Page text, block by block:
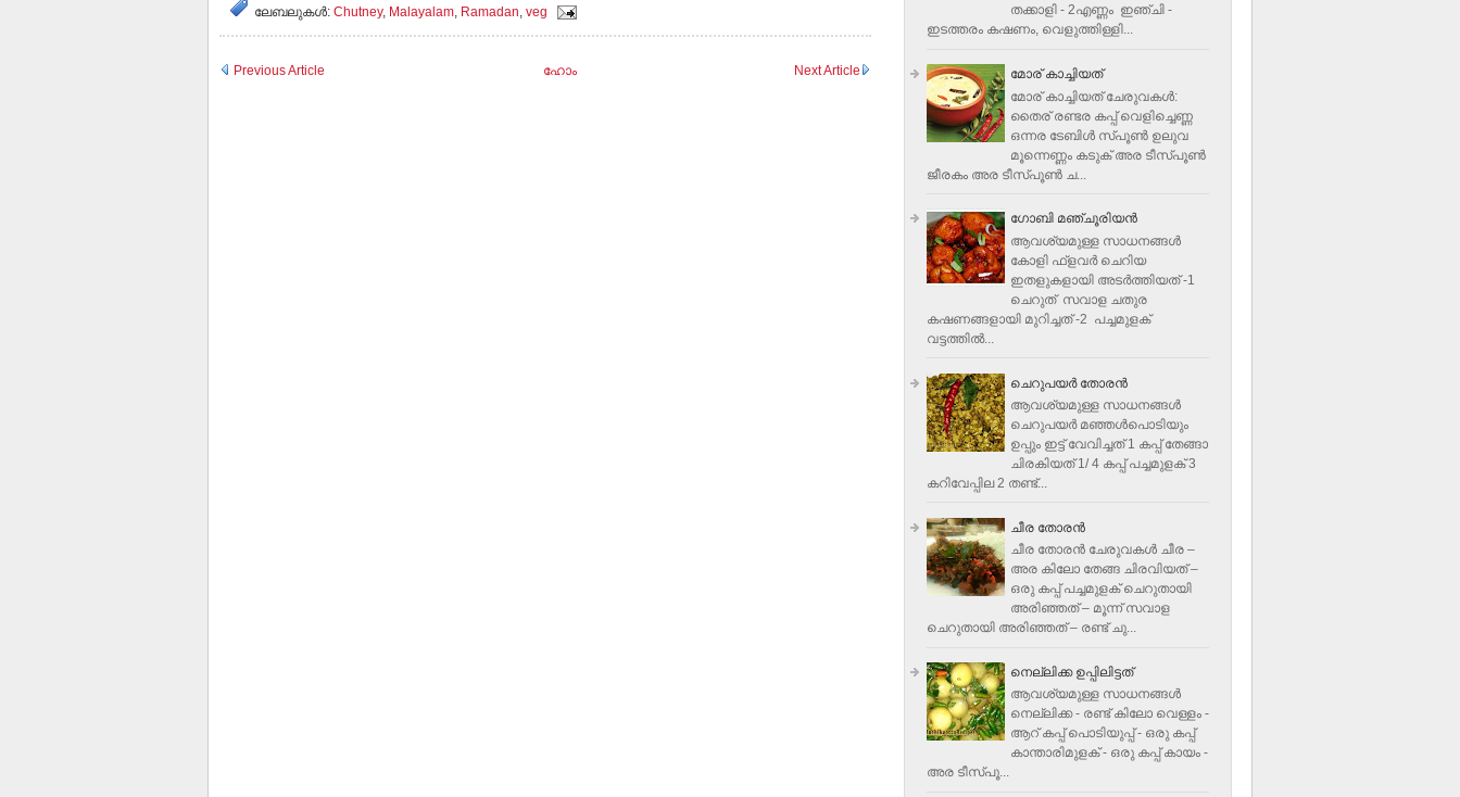
ലേബലുകള്‍: Chutney, Malayalam, Ramadan, veg
Previous Article Next Article
ഹോം
തക്കാളി - 2എണ്ണം ഇഞ്ചി -
ഇടത്തരം കഷണം, വെളുത്തിള്ളി...
മോര് കാച്ചിയത്
മോര് കാച്ചിയത് ചേരുവകള്‍‌:
തൈര് രണ്ടര കപ്പ് വെളിച്ചെണ്ണ
ഒന്നര ടേബിള്‍ സ്പൂണ്‍ ഉലുവ
മൂന്നെണ്ണം കടുക് അര ടീസ്പൂണ്‍
ജീരകം അര ടീസ്പൂണ്‍ ച...
ഗോബി മഞ്ചൂരിയന്‍
ആവശ്യമുള്ള സാധനങ്ങൾ
കോളി ഫ്ളവര്‍ ചെറിയ
ഇതളുകളായി അടര്‍ത്തിയത് -1
ചെറുത് സവാള ചതുര
കഷണങ്ങളായി മുറിച്ചത് -2 പച്ചമുളക്
വട്ടത്തില്‍...
ചെറുപയർ തോരൻ
ആവശ്യമുള്ള സാധനങ്ങൾ
ചെറുപയർ മഞ്ഞൾപൊടിയും
ഉപ്പും ഇട്ട് വേവിച്ചത് 1 കപ്പ് തേങ്ങാ
ചിരകിയത് 1/ 4 കപ്പ് പച്ചമുളക് 3
കറിവേപ്പില 2 തണ്ട്...
ചീര തോരന്‍
ചീര തോരന്‍ ചേരുവകള്‍ ചീര –
അര കിലോ തേങ്ങ ചിരവിയത് –
ഒരു കപ്പ് പച്ചമുളക് ചെറുതായി
അരിഞ്ഞത് – മൂന്ന് സവാള
ചെറുതായി അരിഞ്ഞത് – രണ്ട് ചു...
നെല്ലിക്ക ഉപ്പിലിട്ടത്
ആവശ്യമുള്ള സാധനങ്ങള്‍
നെല്ലിക്ക - രണ്ട് കിലോ വെള്ളം -
ആറ് കപ്പ് പൊടിയുപ്പ് - ഒരു കപ്പ്
കാന്താരിമുളക് - ഒരു കപ്പ് കായം -
അര ടീസ്പൂ...